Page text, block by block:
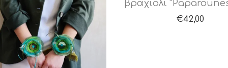
βραχιολι
€42,00